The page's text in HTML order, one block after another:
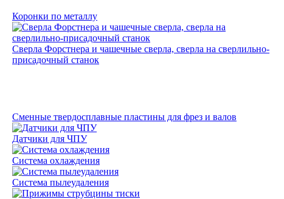
Коронки по металлу
Сверла Форстнера и чашечные сверла, сверла на сверлильно-
присадочный станок
Сменные твердосплавные пластины для фрез и валов
Датчики для ЧПУ
Система охлаждения
Система пылеудаления